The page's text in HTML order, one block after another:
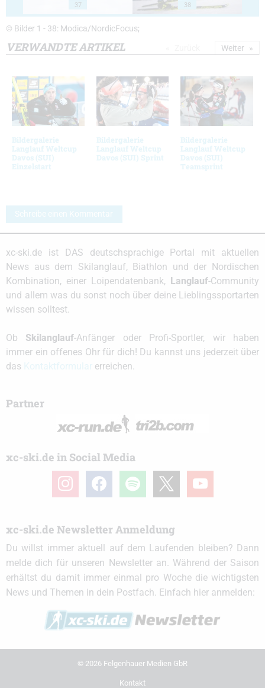
37 38
© Bilder 1 - 38: Modica/NordicFocus;
VERWANDTE ARTIKEL
Bildergalerie
Langlauf Weltcup
Davos (SUI)
Einzelstart
Bildergalerie
Langlauf Weltcup
Davos (SUI) Sprint
Bildergalerie
Langlauf Weltcup
Davos (SUI)
Teamsprint
Weiter
Schreibe einen Kommentar
xc-ski.de ist DAS deutschsprachige Portal mit aktuellen
News aus dem Skilanglauf, Biathlon und der Nordischen
Kombination, einer Loipendatenbank,
Langlauf-Community
und allem was du sonst noch über deine Lieblingssportarten
wissen solltest.
Ob Skilanglauf-Anfänger oder Profi-Sportler, wir haben
immer ein offenes Ohr für dich! Du kannst uns jederzeit über
das
erreichen.
Partner
xc-ski.de in Social Media
instagramfacebook spotify youtube
xc-ski.de Newsletter Anmeldung
Du willst immer aktuell auf dem Laufenden bleiben? Dann
melde dich für unseren Newsletter an. Während der Saison
erhältst du damit immer einmal pro Woche die wichtigsten
News und Themen in dein Postfach. Einfach hier anmelden:
© 2026 Felgenhauer Medien GbR
Kontakt